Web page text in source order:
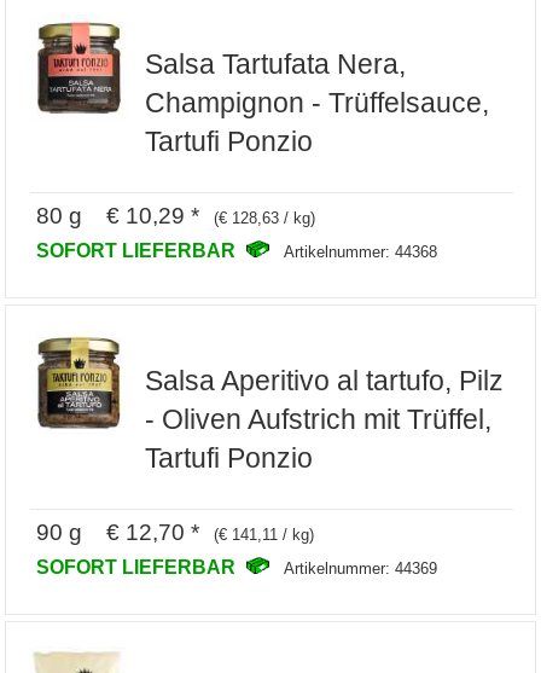
Salsa Tartufata Nera,
Champignon - Trüffelsauce,
Tartufi Ponzio
80 g € 10,29 * (€ 128,63 / kg)
SOFORT LIEFERBAR Artikelnummer: 44368
Salsa Aperitivo al tartufo, Pilz
- Oliven Aufstrich mit Trüffel,
Tartufi Ponzio
90 g € 12,70 * (€ 141,11 / kg)
SOFORT LIEFERBAR Artikelnummer: 44369